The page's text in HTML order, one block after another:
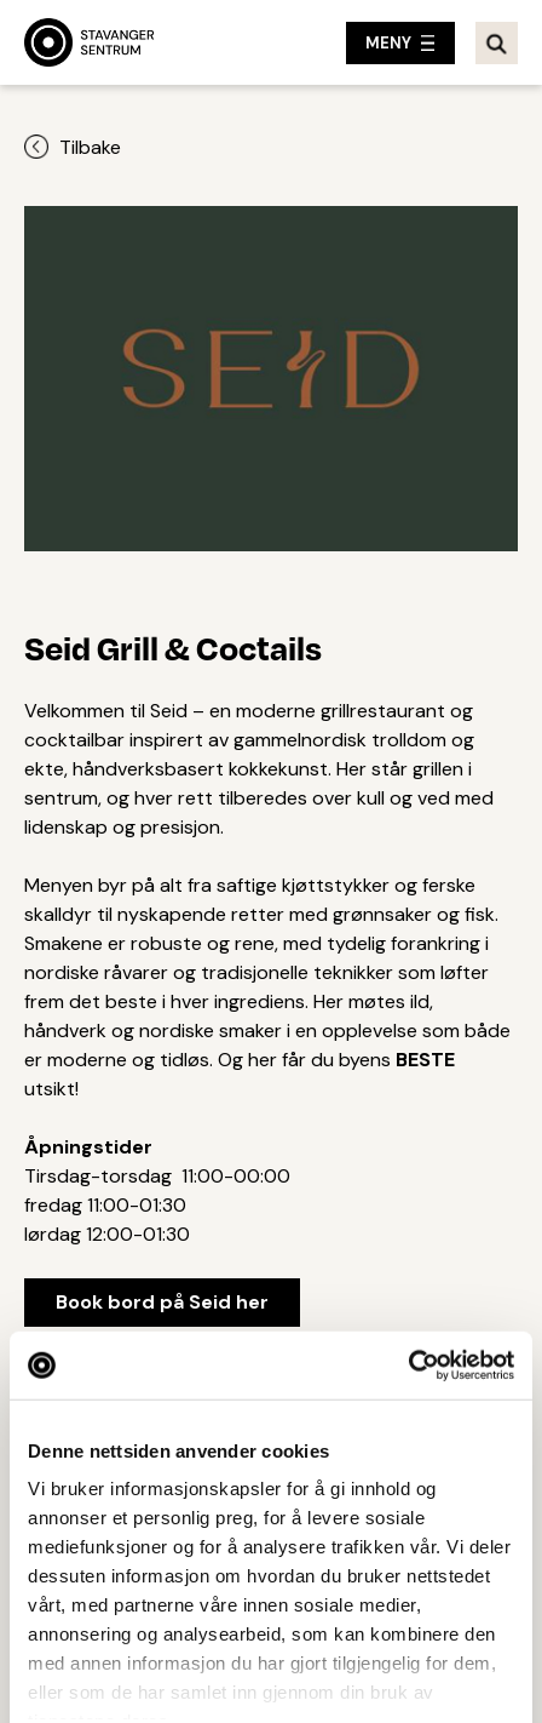
Denne nettsiden anvender cookies
Vi bruker informasjonskapsler for å gi innhold og
annonser et personlig preg, for å levere sosiale
mediefunksjoner og for å analysere trafikken vår. Vi deler
dessuten informasjon om hvordan du bruker nettstedet
vårt, med partnerne våre innen sosiale medier,
annonsering og analysearbeid, som kan kombinere den
med annen informasjon du har gjort tilgjengelig for dem,
eller som de har samlet inn gjennom din bruk av
MENY
Tilbake
Seid Grill & Coctails
Velkommen til Seid – en moderne grillrestaurant og
cocktailbar inspirert av gammelnordisk trolldom og
ekte, håndverksbasert kokkekunst. Her står grillen i
sentrum, og hver rett tilberedes over kull og ved med
lidenskap og presisjon.
Menyen byr på alt fra saftige kjøttstykker og ferske
skalldyr til nyskapende retter med grønnsaker og fisk.
Smakene er robuste og rene, med tydelig forankring i
nordiske råvarer og tradisjonelle teknikker som løfter
frem det beste i hver ingrediens. Her møtes ild,
håndverk og nordiske smaker i en opplevelse som både
er moderne og tidløs. Og her får du byens BESTE
utsikt!
Åpningstider
​​​​​​Tirsdag-torsdag 11:00-00:00
fredag 11:00-01:30
lørdag 12:00-01:30
Book bord på Seid her
Tar BYENgavekortet
Postadresse
Knud Holms gate 8, 4005 STAVANGER
Web
Besøk nettside
Ta kontakt
post@seidrestaurant.no